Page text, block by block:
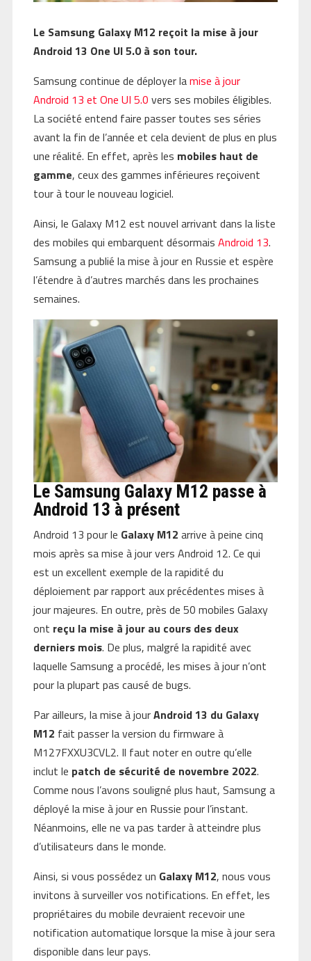
Le Samsung Galaxy M12 reçoit la mise à jour
Android 13 One UI 5.0 à son tour.
Samsung continue de déployer lamise à jour
Android 13 et One UI 5.0 vers ses mobiles éligibles.
La société entend faire passer toutes ses séries
avant la fin de l’année et cela devient de plus en plus
une réalité. En effet, après les mobiles haut de
gamme, ceux des gammes inférieures reçoivent
tour à tour le nouveau logiciel.
Ainsi, le Galaxy M12 est nouvel arrivant dans la liste
des mobiles qui embarquent désormais Android 13.
Samsung a publié la mise à jour en Russie et espère
l’étendre à d’autres marchés dans les prochaines
semaines.
Le Samsung Galaxy M12 passe à
Android 13 à présent
Android 13 pour le Galaxy M12 arrive à peine cinq
mois après sa mise à jour vers Android 12. Ce qui
est un excellent exemple de la rapidité du
déploiement par rapport aux précédentes mises à
jour majeures. En outre, près de 50 mobiles Galaxy
ont reçu la mise à jour au cours des deux
derniers mois. De plus, malgré la rapidité avec
laquelle Samsung a procédé, les mises à jour n’ont
pour la plupart pas causé de bugs.
Par ailleurs, la mise à jourAndroid 13 du Galaxy
M12 fait passer la version du firmware à
M127FXXU3CVL2. Il faut noter en outre qu’elle
inclut le patch de sécurité de novembre 2022.
Comme nous l’avons souligné plus haut, Samsung a
déployé la mise à jour en Russie pour l’instant.
Néanmoins, elle ne va pas tarder à atteindre plus
d’utilisateurs dans le monde.
Ainsi, si vous possédez un Galaxy M12, nous vous
invitons à surveiller vos notifications. En effet, les
propriétaires du mobile devraient recevoir une
notification automatique lorsque la mise à jour sera
disponible dans leur pays.